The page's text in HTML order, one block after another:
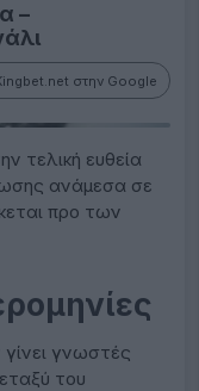
–
στην Google
τελική ευθεία
ανάμεσα σε
προ των
γνωστές
του